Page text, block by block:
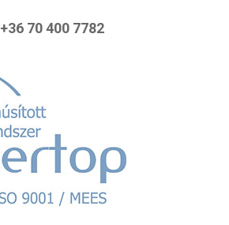
+36 70 400 7782